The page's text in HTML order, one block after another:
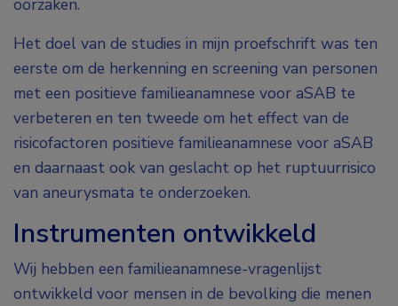
oorzaken.
Het doel van de studies in mijn proefschrift was ten
eerste om de herkenning en screening van personen
met een positieve familieanamnese voor aSAB te
verbeteren en ten tweede om het effect van de
risicofactoren positieve familieanamnese voor aSAB
en daarnaast ook van geslacht op het ruptuurrisico
van aneurysmata te onderzoeken.
Instrumenten ontwikkeld
Wij hebben een familieanamnese-vragenlijst
ontwikkeld voor mensen in de bevolking die menen